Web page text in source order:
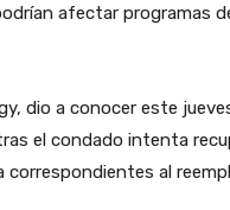
afectar programas
dio a conocer este
el condado intenta
al